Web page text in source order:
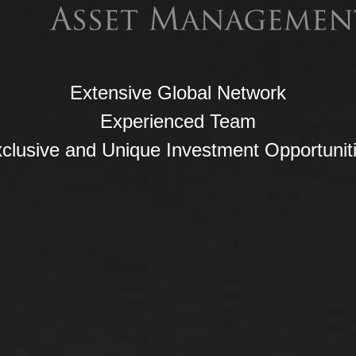
Extensive Global Network
Experienced Team
and Unique Investment